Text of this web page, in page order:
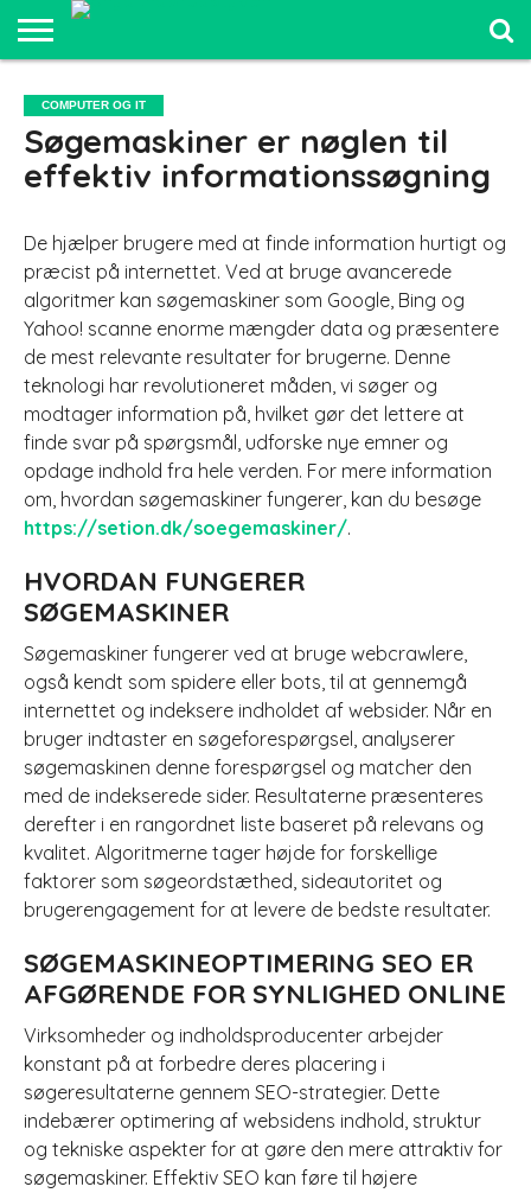
FRILUFTSLIV
COMPUTER
OG IT
OG
SJOV
ELEKTRONIK
MAD OG
SUNDHED
UDDANNELSE
OG LEDELSE
COMPUTER OG IT
Søgemaskiner er nøglen til
effektiv informationssøgning
De hjælper brugere med at finde information hurtigt og
præcist på internettet. Ved at bruge avancerede
algoritmer kan søgemaskiner som Google, Bing og
Yahoo! scanne enorme mængder data og præsentere
de mest relevante resultater for brugerne. Denne
teknologi har revolutioneret måden, vi søger og
modtager information på, hvilket gør det lettere at
finde svar på spørgsmål, udforske nye emner og
opdage indhold fra hele verden. For mere information
om, hvordan søgemaskiner fungerer, kan du besøge
https://setion.dk/soegemaskiner/.
HVORDAN FUNGERER
SØGEMASKINER
Søgemaskiner fungerer ved at bruge webcrawlere,
også kendt som spidere eller bots, til at gennemgå
internettet og indeksere indholdet af websider. Når en
bruger indtaster en søgeforespørgsel, analyserer
søgemaskinen denne forespørgsel og matcher den
med de indekserede sider. Resultaterne præsenteres
derefter i en rangordnet liste baseret på relevans og
kvalitet. Algoritmerne tager højde for forskellige
faktorer som søgeordstæthed, sideautoritet og
brugerengagement for at levere de bedste resultater.
SØGEMASKINEOPTIMERING SEO ER
AFGØRENDE FOR SYNLIGHED ONLINE
Virksomheder og indholdsproducenter arbejder
konstant på at forbedre deres placering i
søgeresultaterne gennem SEO-strategier. Dette
indebærer optimering af websidens indhold, struktur
og tekniske aspekter for at gøre den mere attraktiv for
søgemaskiner. Effektiv SEO kan føre til højere